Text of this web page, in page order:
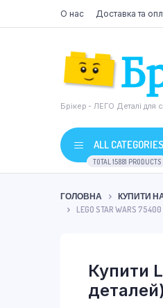
О нас Доставка та
Брікер - ЛЕГО Деталі для
ALL CATEGORIES
TOTAL 15881 PRODUCTS
ГОЛОВНА КУПИТИ
LEGO STAR WARS
Купити
деталей)